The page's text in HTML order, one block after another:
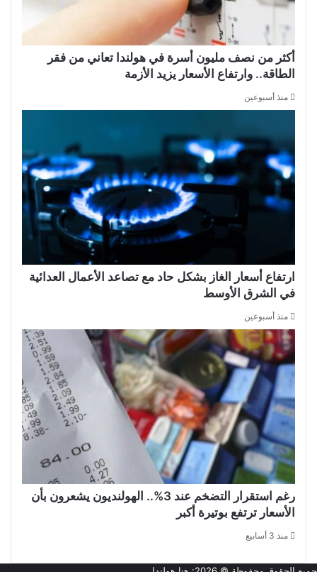
أكثر من نصف مليون أسرة في هولندا تعاني من فقر
الطاقة.. وارتفاع الأسعار يزيد الأزمة
منذ أسبوعين
ارتفاع أسعار الغاز بشكل حاد مع تصاعد الأعمال العدائية
في الشرق الأوسط
منذ أسبوعين
رغم استقرار التضخم عند 3%.. الهولنديون يشعرون بأن
الأسعار ترتفع بوتيرة أكبر
منذ 3 أسابيع